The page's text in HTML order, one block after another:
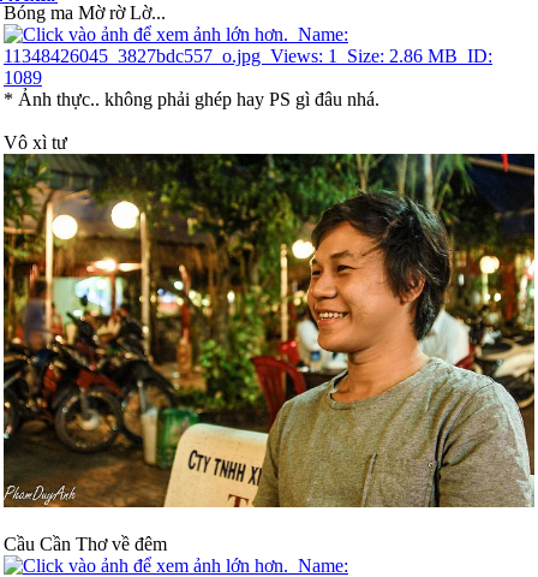
Bóng ma Mờ rờ Lờ...
* Ảnh thực.. không phải ghép hay PS gì đâu nhá.
Vô xì tư
Cầu Cần Thơ về đêm